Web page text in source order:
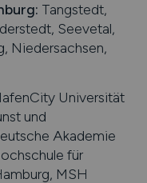
: Tangstedt,
Seevetal,
Niedersachsen,
Universität
und
Akademie
für
MSH